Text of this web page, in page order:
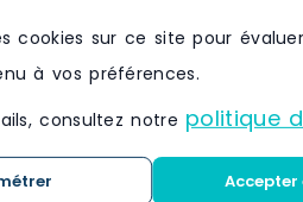
Étagère
– 35 x 90 x
kg 14_0001534
de
137 cm –
– métal
cookies sur ce site pour
à vos préférences.
consultez notre politique